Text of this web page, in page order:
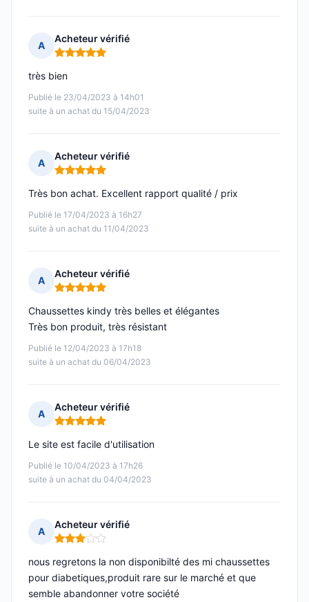
A
Acheteur vérifié
Note : 5 sur 5
Publié le 23/04/2023 à 14h01
suite à un achat du 15/04/2023
très bien
A
Acheteur vérifié
Note : 5 sur 5
Publié le 17/04/2023 à 16h27
suite à un achat du 11/04/2023
Très bon achat. Excellent rapport qualité / prix
A
Acheteur vérifié
Note : 5 sur 5
Publié le 12/04/2023 à 17h18
suite à un achat du 06/04/2023
Chaussettes kindy très belles et élégantes
Très bon produit, très résistant
A
Acheteur vérifié
Note : 5 sur 5
Publié le 10/04/2023 à 17h26
suite à un achat du 04/04/2023
Le site est facile d'utilisation
A
Acheteur vérifié
Note : 3 sur 5
nous regretons la non disponibilté des mi chaussettes
pour diabetiques,produit rare sur le marché et que
semble abandonner votre société